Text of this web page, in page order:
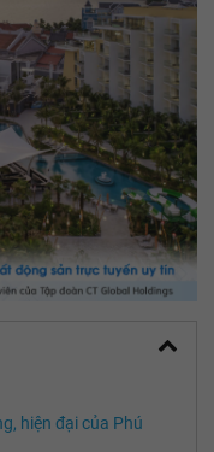
hiện đại của Phú